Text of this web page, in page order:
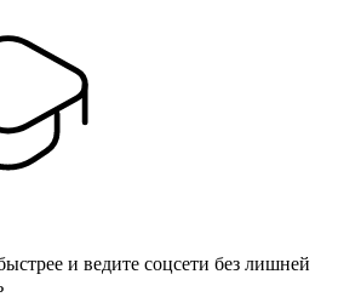
и ведите соцсети без лишней